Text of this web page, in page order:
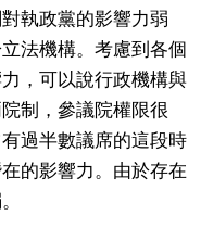
執政黨的影響力弱
法機構。考慮到各個
，可以說行政機構與
制，參議院權限很
過半數議席的這段時
的影響力。由於存在